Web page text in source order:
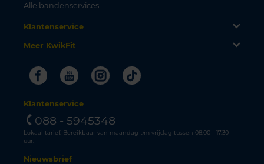
Alle bandenservices
Klantenservice
Meer KwikFit
FacebookYoutubeInstagram
Tiktok
Klantenservice
088 - 5945348
Lokaal tarief. Bereikbaar van maandag t/m vrijdag tussen 08.00 - 17.30
uur.
Nieuwsbrief